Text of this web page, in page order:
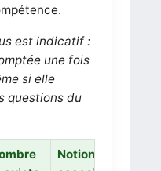
est indicatif :
une fois
si elle
questions du
Notions